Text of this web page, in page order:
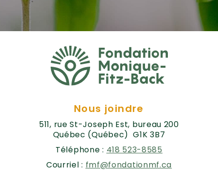
Nous joindre
511, rue St-Joseph Est, bureau 200
Québec (Québec) G1K 3B7
Téléphone : 418 523-8585
Courriel : fmf@fondationmf.ca